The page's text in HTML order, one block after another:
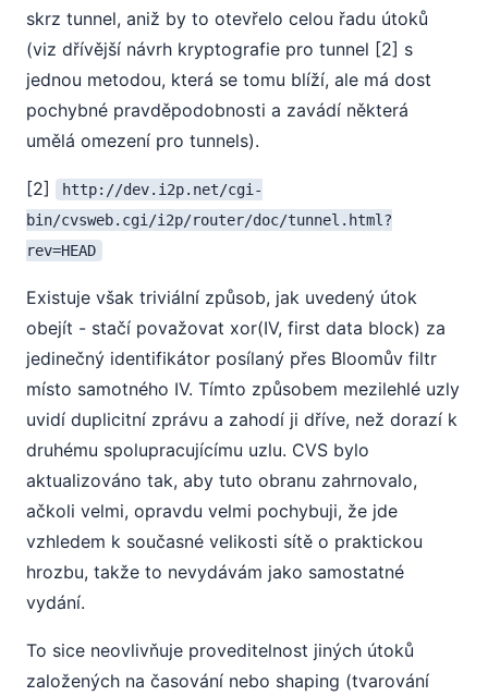
skrz tunnel, aniž by to otevřelo celou řadu útoků
(viz dřívější návrh kryptografie pro tunnel [2] s
jednou metodou, která se tomu blíží, ale má dost
pochybné pravděpodobnosti a zavádí některá
umělá omezení pro tunnels).
[2]
http://dev.i2p.net/cgi-
bin/cvsweb.cgi/i2p/router/doc/tunnel.html?
rev=HEAD
Existuje však triviální způsob, jak uvedený útok
obejít - stačí považovat xor(IV, first data block) za
jedinečný identifikátor posílaný přes Bloomův filtr
místo samotného IV. Tímto způsobem mezilehlé uzly
uvidí duplicitní zprávu a zahodí ji dříve, než dorazí k
druhému spolupracujícímu uzlu. CVS bylo
aktualizováno tak, aby tuto obranu zahrnovalo,
ačkoli velmi, opravdu velmi pochybuji, že jde
vzhledem k současné velikosti sítě o praktickou
hrozbu, takže to nevydávám jako samostatné
vydání.
To sice neovlivňuje proveditelnost jiných útoků
založených na časování nebo shaping (tvarování